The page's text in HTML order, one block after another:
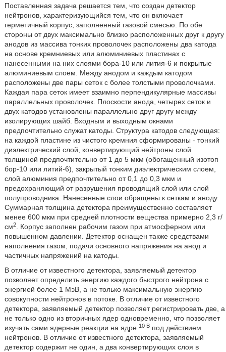
Поставленная задача решается тем, что создан детектор
нейтронов, характеризующийся тем, что он включает
герметичный корпус, заполненный газовой смесью. По обе
стороны от двух максимально близко расположенных друг к другу
анодов из массива тонких проволочек расположены два катода
на основе кремниевых или алюминиевых пластинах с
нанесенными на них слоями бора-10 или лития-6 и покрытые
алюминиевым слоем. Между анодом и каждым катодом
расположены две пары сеток с более толстыми проволочками.
Каждая пара сеток имеет взаимно перпендикулярные массивы
параллельных проволочек. Плоскости анода, четырех сеток и
двух катодов установлены параллельно друг другу между
изолирующих шайб. Входным и выходным окнами
предпочтительно служат катоды. Структура катодов следующая:
на каждой пластине из чистого кремния сформированы - тонкий
диэлектрический слой, конвертирующий нейтроны слой
толщиной предпочтительно от 1 до 5 мкм (обогащенный изотоп
бор-10 или литий-6), закрытый тонким диэлектрическим слоем,
слой алюминия предпочтительно от 0,1 до 0,3 мкм и
предохраняющий от разрушения проводящий слой или слой
полупроводника. Нанесенные слои обращены к сеткам и аноду.
Суммарная толщина детектора преимущественно составляет
менее 600 мкм при средней плотности вещества примерно 2,3 г/
см2. Корпус заполнен рабочим газом при атмосферном или
повышенном давлении. Детектор оснащен также средствами
наполнения газом, подачи основного напряжения на анод и
частичных напряжений на катоды.
В отличие от известного детектора, заявляемый детектор
позволяет определить энергию каждого быстрого нейтрона с
энергией более 1 МэВ, а не только максимальную энергию
совокупности нейтронов в потоке. В отличие от известного
детектора, заявляемый детектор позволяет регистрировать две, а
не только одно из вторичных ядер одновременно, что позволяет
изучать сами ядерные реакции на ядре 10 Впод действием
нейтронов. В отличие от известного детектора, заявляемый
детектор содержит не один, а два конвертирующих слоя в